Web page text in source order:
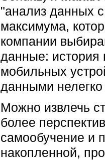
"анализ данных
максимума,
компании
данные: история
мобильных
данными
Можно извлечь
более
самообучение и
накопленной,